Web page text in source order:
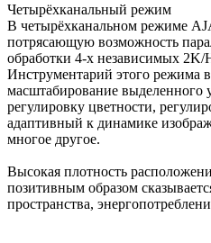
Четырёхканальный режим
В четырёхканальном режиме
потрясающую возможность
обработки 4-х независимых 2K/
Инструментарий этого режима
масштабирование выделенного
регулировку цветности,
адаптивный к динамике
многое другое.
Высокая плотность
позитивным образом
пространства,